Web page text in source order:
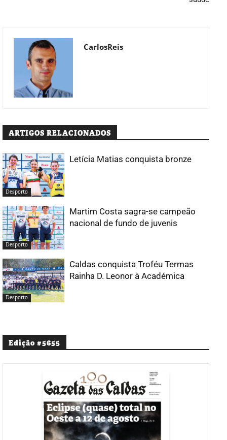
CarlosReis
ARTIGOS RELACIONADOS
Desporto
Letícia Matias conquista bronze
Desporto
Martim Costa sagra-se campeão
nacional de fundo de juvenis
Desporto
Caldas conquista Troféu Termas
Rainha D. Leonor à Académica
Edição #5655